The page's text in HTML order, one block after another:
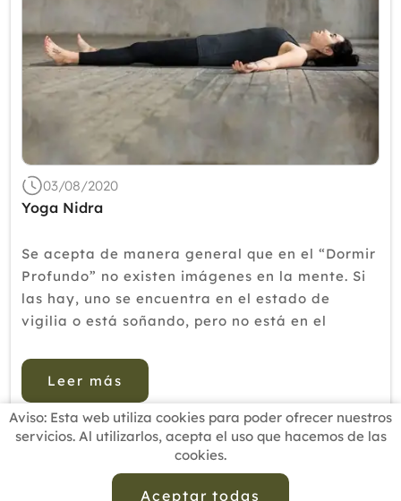
03/08/2020
Yoga Nidra
Se acepta de manera general que en el “Dormir
Profundo” no existen imágenes en la mente. Si
las hay, uno se encuentra en el estado de
vigilia o está soñando, pero no está en el
relaciona con el Dormir Profundo c...
Leer más
Aviso: Esta web utiliza cookies para poder ofrecer nuestros
servicios. Al utilizarlos, acepta el uso que hacemos de las
cookies.
Aceptar todas
BUSCADOR PROFESIONALES
ESCUELAS RECOMENDADAS